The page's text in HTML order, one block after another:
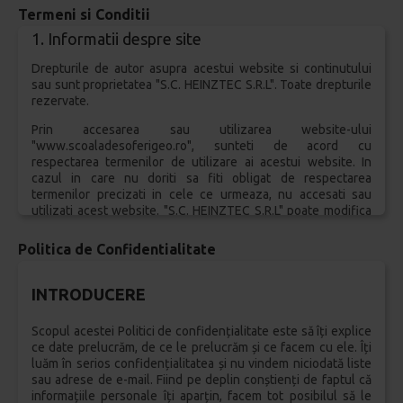
Termeni si Conditii
1. Informatii despre site
Drepturile de autor asupra acestui website si continutului
sau sunt proprietatea "S.C. HEINZTEC S.R.L". Toate drepturile
rezervate.
Prin accesarea sau utilizarea website-ului
"www.scoaladesoferigeo.ro", sunteti de acord cu
respectarea termenilor de utilizare ai acestui website. In
cazul in care nu doriti sa fiti obligat de respectarea
termenilor precizati in cele ce urmeaza, nu accesati sau
utilizati acest website. "S.C. HEINZTEC S.R.L" poate modifica
produce efectele imediat dupa postarea acestora pe acest
website.
2. Proprietatea Intelectuala
look&feel-ul acestuia si bazele de date accesibile prin
intermediul sau, sunt proprietatea "S.C. HEINZTEC S.R.L", si
sunt protejate prin legislatia romana in vigoare cu privire la
drepturile de autor si drepturile conexe. In cazul informatiilor
si continutului postat de terte parti ori parteneri pe site-ul
Politica de Confidentialitate
INTRODUCERE
Scopul acestei Politici de confidențialitate este să îți explice
ce date prelucrăm, de ce le prelucrăm și ce facem cu ele. Îți
luăm în serios confidențialitatea și nu vindem niciodată liste
sau adrese de e-mail. Fiind pe deplin conștienți de faptul că
informațiile personale îți aparțin, facem tot posibilul să le